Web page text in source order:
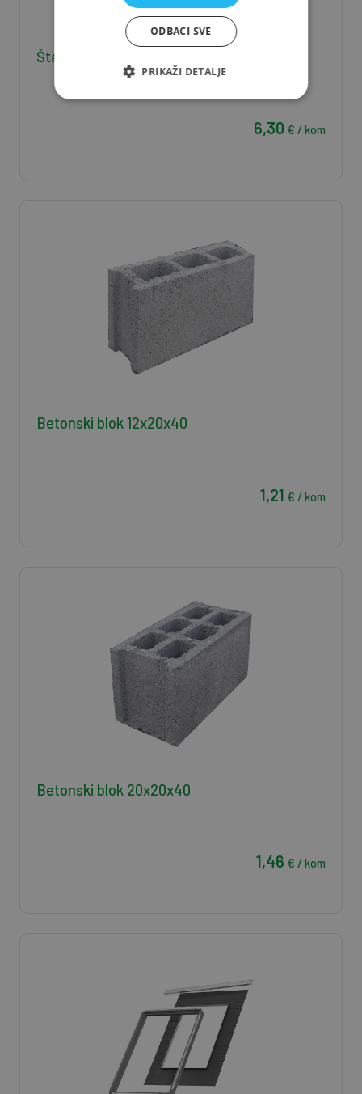
Štafla J/S 5*8*400 - 0,016 m3/kom
6,30 € / kom
Betonski blok 12x20x40
1,21 € / kom
Betonski blok 20x20x40
1,46 € / kom
ODBACI SVE
PRIKAŽI DETALJE